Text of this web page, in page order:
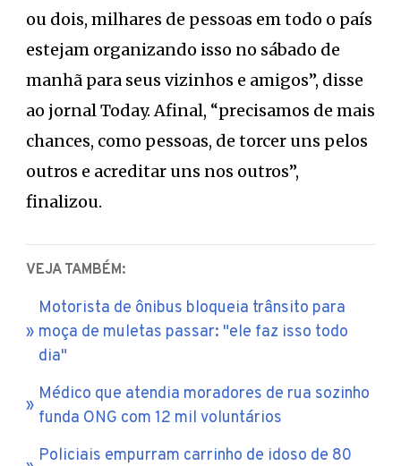
ou dois, milhares de pessoas em todo o país
estejam organizando isso no sábado de
manhã para seus vizinhos e amigos”, disse
ao jornal Today. Afinal, “precisamos de mais
chances, como pessoas, de torcer uns pelos
outros e acreditar uns nos outros”,
finalizou.
VEJA TAMBÉM:
Motorista de ônibus bloqueia trânsito para
moça de muletas passar: "ele faz isso todo
dia"
Médico que atendia moradores de rua sozinho
funda ONG com 12 mil voluntários
Policiais empurram carrinho de idoso de 80